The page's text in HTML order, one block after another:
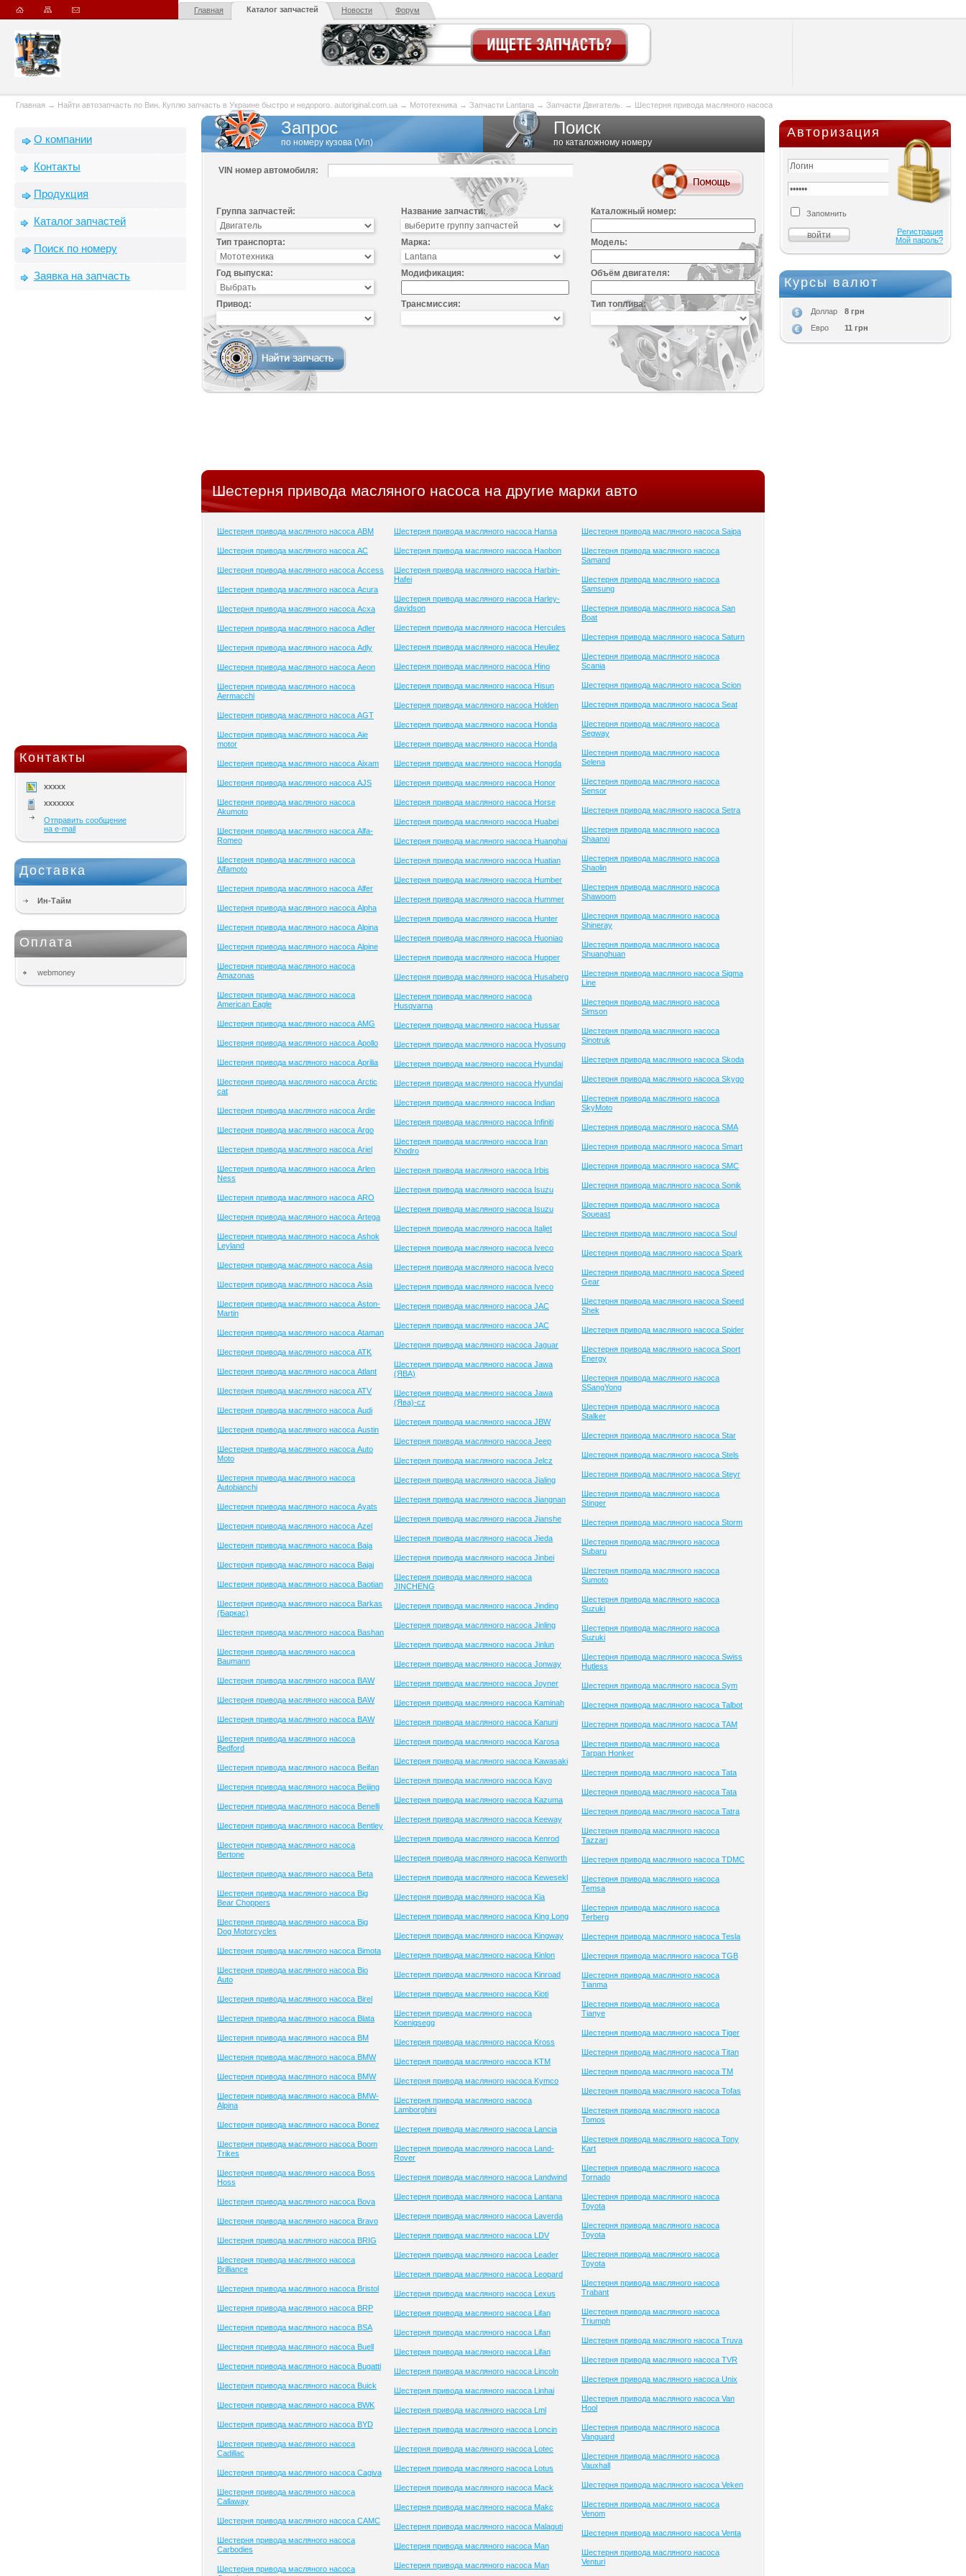
Главная Каталог запчастей Новости Форум
Главная → Найти автозапчасть по Вин. Куплю запчасть в Украине быстро и недорого. autoriginal.com.ua → Мототехника → Запчасти Lantana → Запчасти Двигатель. → Шестерня привода масляного насоса
О компании
Контакты
Продукция
Каталог запчастей
Поиск по номеру
Заявка на запчасть
Контакты
xxxxx
xxxxxxx
Отправить сообщение
на e-mail
Доставка
Ин-Тайм
Оплата
webmoney
Запрос
по номеру кузова (Vin)
Поиск
по каталожному номеру
VIN номер автомобиля:
Группа запчастей: Название запчасти: Каталожный номер:
Тип транспорта: Марка: Модель:
Год выпуска: Модификация: Объём двигателя:
Привод: Трансмиссия: Тип топлива:
Шестерня привода масляного насоса на другие марки авто
Шестерня привода масляного насоса ABM
Шестерня привода масляного насоса AC
Шестерня привода масляного насоса Access
Шестерня привода масляного насоса Acura
Шестерня привода масляного насоса Acxa
Шестерня привода масляного насоса Adler
Шестерня привода масляного насоса Adly
Шестерня привода масляного насоса Aeon
Шестерня привода масляного насоса
Aermacchi
Шестерня привода масляного насоса AGT
Шестерня привода масляного насоса Aie
motor
Шестерня привода масляного насоса Aixam
Шестерня привода масляного насоса AJS
Шестерня привода масляного насоса
Akumoto
Шестерня привода масляного насоса Alfa-
Romeo
Шестерня привода масляного насоса
Alfamoto
Шестерня привода масляного насоса Alfer
Шестерня привода масляного насоса Alpha
Шестерня привода масляного насоса Alpina
Шестерня привода масляного насоса Alpine
Шестерня привода масляного насоса
Amazonas
Шестерня привода масляного насоса
American Eagle
Шестерня привода масляного насоса AMG
Шестерня привода масляного насоса Apollo
Шестерня привода масляного насоса Aprilia
Шестерня привода масляного насоса Arctic
cat
Шестерня привода масляного насоса Ardie
Шестерня привода масляного насоса Argo
Шестерня привода масляного насоса Ariel
Шестерня привода масляного насоса Arlen
Ness
Шестерня привода масляного насоса ARO
Шестерня привода масляного насоса Artega
Шестерня привода масляного насоса Ashok
Leyland
Шестерня привода масляного насоса Asia
Шестерня привода масляного насоса Asia
Шестерня привода масляного насоса Aston-
Martin
Шестерня привода масляного насоса Ataman
Шестерня привода масляного насоса ATK
Шестерня привода масляного насоса Atlant
Шестерня привода масляного насоса ATV
Шестерня привода масляного насоса Audi
Шестерня привода масляного насоса Austin
Шестерня привода масляного насоса Auto
Moto
Шестерня привода масляного насоса
Autobianchi
Шестерня привода масляного насоса Ayats
Шестерня привода масляного насоса Azel
Шестерня привода масляного насоса Baja
Шестерня привода масляного насоса Bajaj
Шестерня привода масляного насоса Baotian
Шестерня привода масляного насоса Barkas
(Баркас)
Шестерня привода масляного насоса Bashan
Шестерня привода масляного насоса
Baumann
Шестерня привода масляного насоса BAW
Шестерня привода масляного насоса BAW
Шестерня привода масляного насоса BAW
Шестерня привода масляного насоса
Bedford
Шестерня привода масляного насоса Beifan
Шестерня привода масляного насоса Beijing
Шестерня привода масляного насоса Benelli
Шестерня привода масляного насоса Bentley
Шестерня привода масляного насоса
Bertone
Шестерня привода масляного насоса Beta
Шестерня привода масляного насоса Big
Bear Choppers
Шестерня привода масляного насоса Big
Dog Motorcycles
Шестерня привода масляного насоса Bimota
Шестерня привода масляного насоса Bio
Auto
Шестерня привода масляного насоса Birel
Шестерня привода масляного насоса Blata
Шестерня привода масляного насоса BM
Шестерня привода масляного насоса BMW
Шестерня привода масляного насоса BMW
Шестерня привода масляного насоса BMW-
Alpina
Шестерня привода масляного насоса Bonez
Шестерня привода масляного насоса Boom
Trikes
Шестерня привода масляного насоса Boss
Hoss
Шестерня привода масляного насоса Bova
Шестерня привода масляного насоса Bravo
Шестерня привода масляного насоса BRIG
Шестерня привода масляного насоса
Brilliance
Шестерня привода масляного насоса Bristol
Шестерня привода масляного насоса BRP
Шестерня привода масляного насоса BSA
Шестерня привода масляного насоса Buell
Шестерня привода масляного насоса Bugatti
Шестерня привода масляного насоса Buick
Шестерня привода масляного насоса BWK
Шестерня привода масляного насоса BYD
Шестерня привода масляного насоса
Cadillac
Шестерня привода масляного насоса Cagiva
Шестерня привода масляного насоса
Callaway
Шестерня привода масляного насоса CAMC
Шестерня привода масляного насоса
Carbodies
Шестерня привода масляного насоса
Шестерня привода масляного насоса Hansa
Шестерня привода масляного насоса Haobon
Шестерня привода масляного насоса Harbin-
Hafei
Шестерня привода масляного насоса Harley-
davidson
Шестерня привода масляного насоса Hercules
Шестерня привода масляного насоса Heuliez
Шестерня привода масляного насоса Hino
Шестерня привода масляного насоса Hisun
Шестерня привода масляного насоса Holden
Шестерня привода масляного насоса Honda
Шестерня привода масляного насоса Honda
Шестерня привода масляного насоса Hongda
Шестерня привода масляного насоса Honor
Шестерня привода масляного насоса Horse
Шестерня привода масляного насоса Huabei
Шестерня привода масляного насоса Huanghai
Шестерня привода масляного насоса Huatian
Шестерня привода масляного насоса Humber
Шестерня привода масляного насоса Hummer
Шестерня привода масляного насоса Hunter
Шестерня привода масляного насоса Huoniao
Шестерня привода масляного насоса Hupper
Шестерня привода масляного насоса Husaberg
Шестерня привода масляного насоса
Husqvarna
Шестерня привода масляного насоса Hussar
Шестерня привода масляного насоса Hyosung
Шестерня привода масляного насоса Hyundai
Шестерня привода масляного насоса Hyundai
Шестерня привода масляного насоса Indian
Шестерня привода масляного насоса Infiniti
Шестерня привода масляного насоса Iran
Khodro
Шестерня привода масляного насоса Irbis
Шестерня привода масляного насоса Isuzu
Шестерня привода масляного насоса Isuzu
Шестерня привода масляного насоса Italjet
Шестерня привода масляного насоса Iveco
Шестерня привода масляного насоса Iveco
Шестерня привода масляного насоса Iveco
Шестерня привода масляного насоса JAC
Шестерня привода масляного насоса JAC
Шестерня привода масляного насоса Jaguar
Шестерня привода масляного насоса Jawa
(ЯВА)
Шестерня привода масляного насоса Jawa
(Ява)-cz
Шестерня привода масляного насоса JBW
Шестерня привода масляного насоса Jeep
Шестерня привода масляного насоса Jelcz
Шестерня привода масляного насоса Jialing
Шестерня привода масляного насоса Jiangnan
Шестерня привода масляного насоса Jianshe
Шестерня привода масляного насоса Jieda
Шестерня привода масляного насоса Jinbei
Шестерня привода масляного насоса
JINCHENG
Шестерня привода масляного насоса Jinding
Шестерня привода масляного насоса Jinling
Шестерня привода масляного насоса Jinlun
Шестерня привода масляного насоса Jonway
Шестерня привода масляного насоса Joyner
Шестерня привода масляного насоса Kaminah
Шестерня привода масляного насоса Kanuni
Шестерня привода масляного насоса Karosa
Шестерня привода масляного насоса Kawasaki
Шестерня привода масляного насоса Kayo
Шестерня привода масляного насоса Kazuma
Шестерня привода масляного насоса Keeway
Шестерня привода масляного насоса Kenrod
Шестерня привода масляного насоса Kenworth
Шестерня привода масляного насоса Kewesekl
Шестерня привода масляного насоса Kia
Шестерня привода масляного насоса King Long
Шестерня привода масляного насоса Kingway
Шестерня привода масляного насоса Kinlon
Шестерня привода масляного насоса Kinroad
Шестерня привода масляного насоса Kioti
Шестерня привода масляного насоса
Koenigsegg
Шестерня привода масляного насоса Kross
Шестерня привода масляного насоса KTM
Шестерня привода масляного насоса Kymco
Шестерня привода масляного насоса
Lamborghini
Шестерня привода масляного насоса Lancia
Шестерня привода масляного насоса Land-
Rover
Шестерня привода масляного насоса Landwind
Шестерня привода масляного насоса Lantana
Шестерня привода масляного насоса Laverda
Шестерня привода масляного насоса LDV
Шестерня привода масляного насоса Leader
Шестерня привода масляного насоса Leopard
Шестерня привода масляного насоса Lexus
Шестерня привода масляного насоса Lifan
Шестерня привода масляного насоса Lifan
Шестерня привода масляного насоса Lifan
Шестерня привода масляного насоса Lincoln
Шестерня привода масляного насоса Linhai
Шестерня привода масляного насоса Lml
Шестерня привода масляного насоса Loncin
Шестерня привода масляного насоса Lotec
Шестерня привода масляного насоса Lotus
Шестерня привода масляного насоса Mack
Шестерня привода масляного насоса Makc
Шестерня привода масляного насоса Malaguti
Шестерня привода масляного насоса Man
Шестерня привода масляного насоса Man
Шестерня привода масляного насоса Saipa
Шестерня привода масляного насоса
Samand
Шестерня привода масляного насоса
Samsung
Шестерня привода масляного насоса San
Boat
Шестерня привода масляного насоса Saturn
Шестерня привода масляного насоса
Scania
Шестерня привода масляного насоса Scion
Шестерня привода масляного насоса Seat
Шестерня привода масляного насоса
Segway
Шестерня привода масляного насоса
Selena
Шестерня привода масляного насоса
Sensor
Шестерня привода масляного насоса Setra
Шестерня привода масляного насоса
Shaanxi
Шестерня привода масляного насоса
Shaolin
Шестерня привода масляного насоса
Shawoom
Шестерня привода масляного насоса
Shineray
Шестерня привода масляного насоса
Shuanghuan
Шестерня привода масляного насоса Sigma
Line
Шестерня привода масляного насоса
Simson
Шестерня привода масляного насоса
Sinotruk
Шестерня привода масляного насоса Skoda
Шестерня привода масляного насоса Skygo
Шестерня привода масляного насоса
SkyMoto
Шестерня привода масляного насоса SMA
Шестерня привода масляного насоса Smart
Шестерня привода масляного насоса SMC
Шестерня привода масляного насоса Sonik
Шестерня привода масляного насоса
Soueast
Шестерня привода масляного насоса Soul
Шестерня привода масляного насоса Spark
Шестерня привода масляного насоса Speed
Gear
Шестерня привода масляного насоса Speed
Shek
Шестерня привода масляного насоса Spider
Шестерня привода масляного насоса Sport
Energy
Шестерня привода масляного насоса
SSangYong
Шестерня привода масляного насоса
Stalker
Шестерня привода масляного насоса Star
Шестерня привода масляного насоса Stels
Шестерня привода масляного насоса Steyr
Шестерня привода масляного насоса
Stinger
Шестерня привода масляного насоса Storm
Шестерня привода масляного насоса
Subaru
Шестерня привода масляного насоса
Sumoto
Шестерня привода масляного насоса
Suzuki
Шестерня привода масляного насоса
Suzuki
Шестерня привода масляного насоса Swiss
Hutless
Шестерня привода масляного насоса Sym
Шестерня привода масляного насоса Talbot
Шестерня привода масляного насоса TAM
Шестерня привода масляного насоса
Tarpan Honker
Шестерня привода масляного насоса Tata
Шестерня привода масляного насоса Tata
Шестерня привода масляного насоса Tatra
Шестерня привода масляного насоса
Tazzari
Шестерня привода масляного насоса TDMC
Шестерня привода масляного насоса
Temsa
Шестерня привода масляного насоса
Terberg
Шестерня привода масляного насоса Tesla
Шестерня привода масляного насоса TGB
Шестерня привода масляного насоса
Tianma
Шестерня привода масляного насоса
Tianye
Шестерня привода масляного насоса Tiger
Шестерня привода масляного насоса Titan
Шестерня привода масляного насоса TM
Шестерня привода масляного насоса Tofas
Шестерня привода масляного насоса
Tomos
Шестерня привода масляного насоса Tony
Kart
Шестерня привода масляного насоса
Tornado
Шестерня привода масляного насоса
Toyota
Шестерня привода масляного насоса
Toyota
Шестерня привода масляного насоса
Toyota
Шестерня привода масляного насоса
Trabant
Шестерня привода масляного насоса
Triumph
Шестерня привода масляного насоса Truva
Шестерня привода масляного насоса TVR
Шестерня привода масляного насоса Unix
Шестерня привода масляного насоса Van
Hool
Шестерня привода масляного насоса
Vanguard
Шестерня привода масляного насоса
Vauxhall
Шестерня привода масляного насоса Veken
Шестерня привода масляного насоса
Venom
Шестерня привода масляного насоса Venta
Шестерня привода масляного насоса
Venturi
Авторизация
Запомнить
Регистрация
Мой пароль?
Курсы валют
Доллар
8 грн
Евро
11 грн